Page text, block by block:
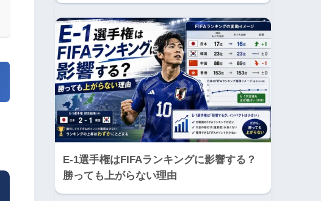
E-1選手権はFIFAランキングに影響する？
勝っても上がらない理由